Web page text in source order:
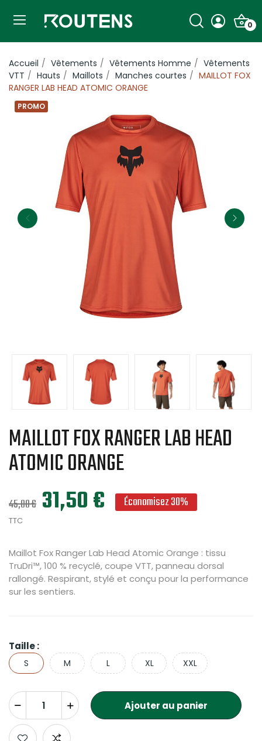
0
Accueil Vêtements Vêtements Homme
Vêtements
VTT
Hauts Maillots Manches courtes
MAILLOT FOX
RANGER LAB HEAD ATOMIC ORANGE
PROMO
MAILLOT FOX RANGER LAB HEAD
ATOMIC ORANGE
45,00 € 31,50 € Économisez 30%
TTC
Maillot Fox Ranger Lab Head Atomic Orange : tissu
TruDri™, 100 % recyclé, coupe VTT, panneau dorsal
rallongé. Respirant, stylé et conçu pour la performance
sur les sentiers.
Taille :
S M L XL XXL
Ajouter au panier